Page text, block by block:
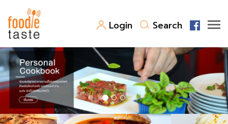
Login Search
สูตรอาหาร
สูตรอาหารล่าสุด
Top Foodie
พาไปชิม